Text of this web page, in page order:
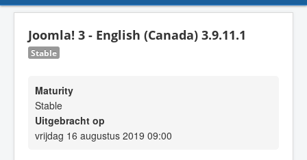
Joomla! 3 - English (Canada) 3.9.11.1
Stable
Maturity
Stable
Uitgebracht op
vrijdag 16 augustus 2019 09:00